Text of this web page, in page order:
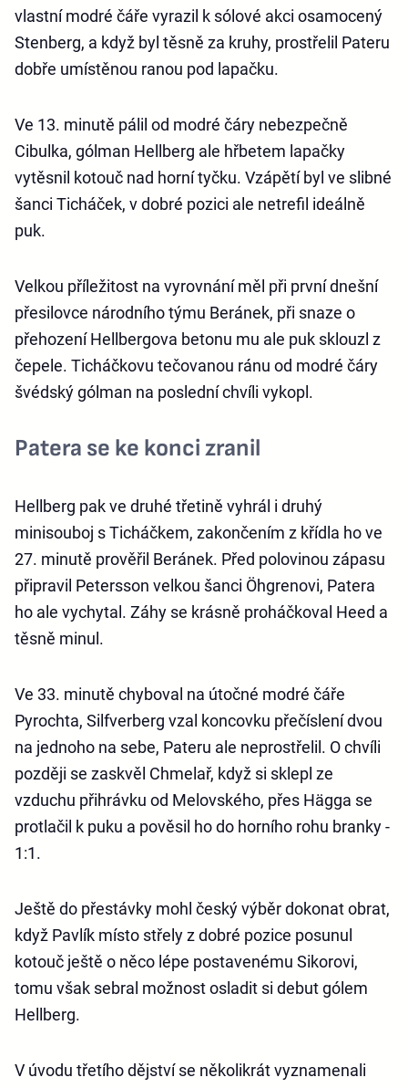
vlastní modré čáře vyrazil k sólové akci osamocený
Stenberg, a když byl těsně za kruhy, prostřelil Pateru
dobře umístěnou ranou pod lapačku.
Ve 13. minutě pálil od modré čáry nebezpečně
Cibulka, gólman Hellberg ale hřbetem lapačky
vytěsnil kotouč nad horní tyčku. Vzápětí byl ve slibné
šanci Ticháček, v dobré pozici ale netrefil ideálně
puk.
Velkou příležitost na vyrovnání měl při první dnešní
přesilovce národního týmu Beránek, při snaze o
přehození Hellbergova betonu mu ale puk sklouzl z
čepele. Ticháčkovu tečovanou ránu od modré čáry
švédský gólman na poslední chvíli vykopl.
Patera se ke konci zranil
Hellberg pak ve druhé třetině vyhrál i druhý
minisouboj s Ticháčkem, zakončením z křídla ho ve
27. minutě prověřil Beránek. Před polovinou zápasu
připravil Petersson velkou šanci Öhgrenovi, Patera
ho ale vychytal. Záhy se krásně proháčkoval Heed a
těsně minul.
Ve 33. minutě chyboval na útočné modré čáře
Pyrochta, Silfverberg vzal koncovku přečíslení dvou
na jednoho na sebe, Pateru ale neprostřelil. O chvíli
později se zaskvěl Chmelař, když si sklepl ze
vzduchu přihrávku od Melovského, přes Hägga se
protlačil k puku a pověsil ho do horního rohu branky -
1:1.
Ještě do přestávky mohl český výběr dokonat obrat,
když Pavlík místo střely z dobré pozice posunul
kotouč ještě o něco lépe postavenému Sikorovi,
tomu však sebral možnost osladit si debut gólem
Hellberg.
V úvodu třetího dějství se několikrát vyznamenali